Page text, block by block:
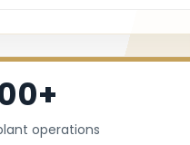
operations